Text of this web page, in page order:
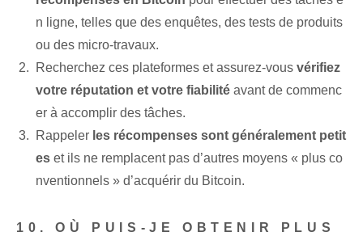
n ligne, telles que des enquêtes, des tests de produits
ou des micro-travaux.
Recherchez ces plateformes et assurez-vous vérifiez
votre réputation et votre fiabilité avant de commenc
er à accomplir des tâches.
Rappeler les récompenses​ sont généralement ⁢petit
es et ils ne remplacent pas d’autres moyens « plus co
nventionnels » d’acquérir du Bitcoin.
10. OÙ PUIS-JE OBTENIR PLUS